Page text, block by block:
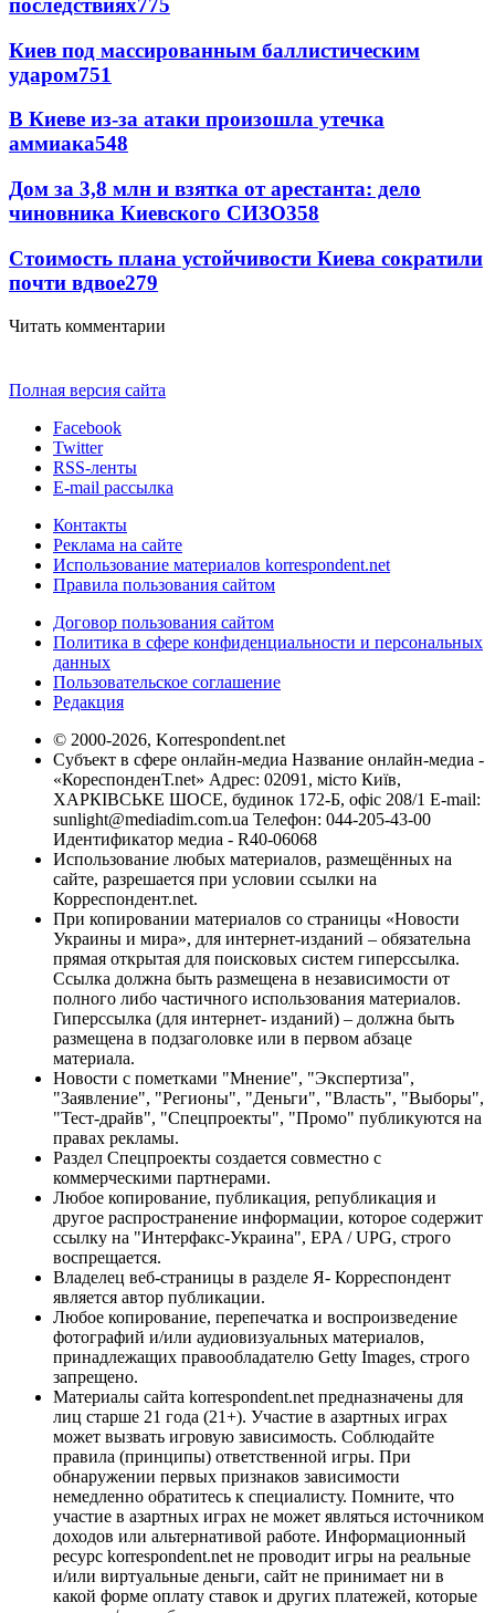
последствиях775
Киев под массированным баллистическим
ударом751
В Киеве из-за атаки произошла утечка
аммиака548
Дом за 3,8 млн и взятка от арестанта: дело
чиновника Киевского СИЗО358
Стоимость плана устойчивости Киева сократили
почти вдвое279
Читать комментарии
Полная версия сайта
Facebook
Twitter
RSS-ленты
E-mail рассылка
Контакты
Реклама на сайте
Использование материалов korrespondent.net
Правила пользования сайтом
Договор пользования сайтом
Политика в сфере конфиденциальности и персональных
данных
Пользовательское соглашение
Редакция
© 2000-2026, Korrespondent.net
Субъект в сфере онлайн-медиа Название онлайн-медиа -
«КореспонденТ.net» Адрес: 02091, місто Київ,
ХАРКІВСЬКЕ ШОСЕ, будинок 172-Б, офіс 208/1 E-mail:
sunlight@mediadim.com.ua Телефон: 044-205-43-00
Идентификатор медиа - R40-06068
Использование любых материалов, размещённых на
сайте, разрешается при условии ссылки на
Корреспондент.net.
При копировании материалов со страницы «Новости
Украины и мира», для интернет-изданий – обязательна
прямая открытая для поисковых систем гиперссылка.
Ссылка должна быть размещена в независимости от
полного либо частичного использования материалов.
Гиперссылка (для интернет- изданий) – должна быть
размещена в подзаголовке или в первом абзаце
материала.
Новости с пометками "Мнение", "Экспертиза",
"Заявление", "Регионы", "Деньги", "Власть", "Выборы",
"Тест-драйв", "Спецпроекты", "Промо" публикуются на
правах рекламы.
Раздел Спецпроекты создается совместно с
коммерческими партнерами.
Любое копирование, публикация, републикация и
другое распространение информации, которое содержит
ссылку на "Интерфакс-Украина", EPA / UPG, строго
воспрещается.
Владелец веб-страницы в разделе Я- Корреспондент
является автор публикации.
Любое копирование, перепечатка и воспроизведение
фотографий и/или аудиовизуальных материалов,
принадлежащих правообладателю Getty Images, строго
запрещено.
Материалы сайта korrespondent.net предназначены для
лиц старше 21 года (21+). Участие в азартных играх
может вызвать игровую зависимость. Соблюдайте
правила (принципы) ответственной игры. При
обнаружении первых признаков зависимости
немедленно обратитесь к специалисту. Помните, что
участие в азартных играх не может являться источником
доходов или альтернативой работе. Информационный
ресурс korrespondent.net не проводит игры на реальные
и/или виртуальные деньги, сайт не принимает ни в
какой форме оплату ставок и других платежей, которые